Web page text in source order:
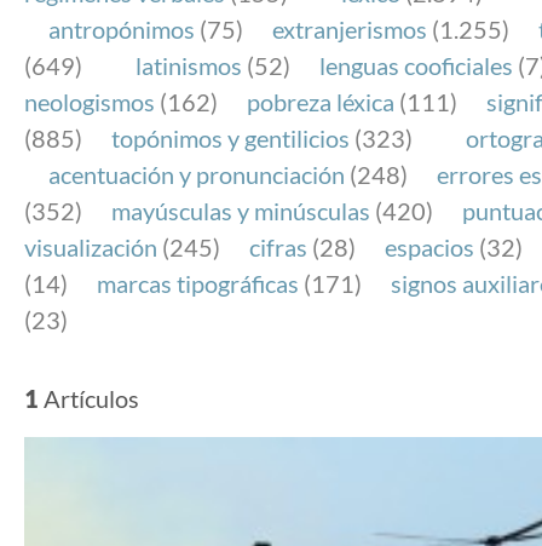
Internet.
antropónimos (75) extranjerismos (1.255)
(649)
latinismos (52) lenguas cooficiales
neologismos (162) pobreza léxica (111)
(885)
topónimos y gentilicios (323)
acentuación y pronunciación (248)
errores
(352)
mayúsculas y minúsculas (420)
visualización (245) cifras (28) espacios (32)
(14)
marcas tipográficas (171)
signos
(23)
1 Artículos